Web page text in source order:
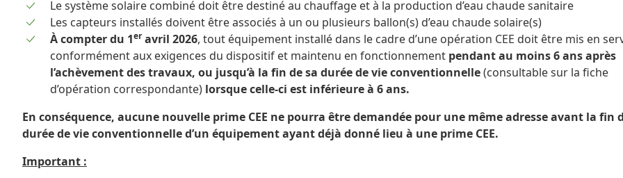
Le système solaire combiné doit être destiné au chauffage et à la production d’eau chaude sanitaire
Les capteurs installés doivent être associés à un ou plusieurs ballon(s) d’eau chaude solaire(s)
À compter du 1eravril 2026, tout équipement installé dans le cadre d’une opération CEE doit être mis en
conformément aux exigences du dispositif et maintenu en fonctionnement pendant au moins 6 ans après
l’achèvement des travaux, ou jusqu’à la fin de sa durée de vie conventionnelle(consultable sur la fiche
d’opération correspondante) lorsque celle-ci est inférieure à 6 ans.
En conséquence, aucune nouvelle prime CEE ne pourra être demandée pour une même adresse avant la fin
durée de vie conventionnelle d’un équipement ayant déjà donné lieu à une prime CEE.
Important :